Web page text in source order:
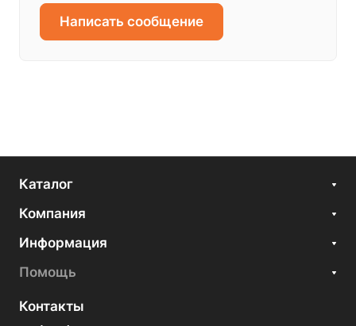
Написать сообщение
Каталог
Компания
Информация
Помощь
Контакты